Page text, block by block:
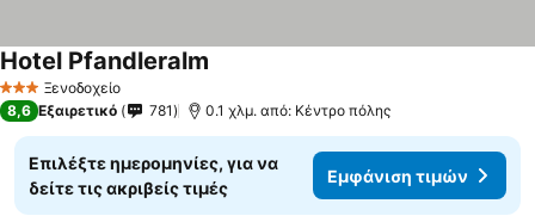
3 ΑστέριαΞενοδοχείο
Hotel Pfandleralm
8,6 Εξαιρετικό 781 0.1 χλμ. από: Κέντρο πόλης
Επιλέξτε ημερομηνίες, για να
δείτε τις ακριβείς τιμές
Εμφάνιση τιμών